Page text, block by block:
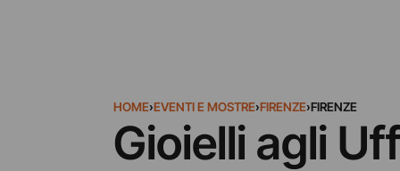
HOME›EVENTI E MOSTRE›FIRENZE›FIRENZE
Gioielli agli